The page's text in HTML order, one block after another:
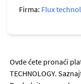
Firma: Flux
Ovde ćete pronaći
TECHNOLOGY.